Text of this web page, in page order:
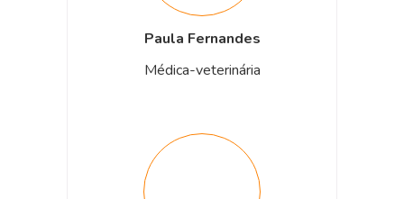
Paula Fernandes
Médica-veterinária